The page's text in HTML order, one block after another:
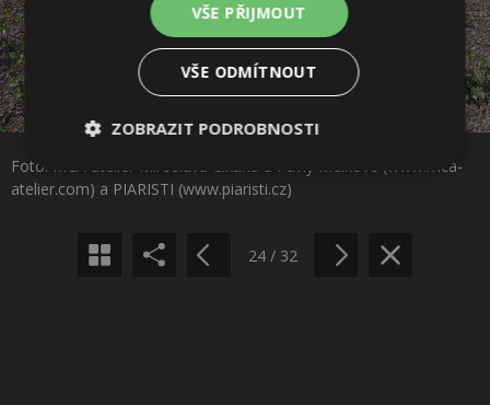
Foto: MCA atelier Miroslava Cikána a Pavly Melkové (www.mca-
atelier.com) a PIARISTI (www.piaristi.cz)
Sdílet na Pinterestu
24 / 32
VŠE PŘIJMOUT
VŠE ODMÍTNOUT
ZOBRAZIT PODROBNOSTI
Nezbytně
nutné
Výkonové
soubory
Soubory